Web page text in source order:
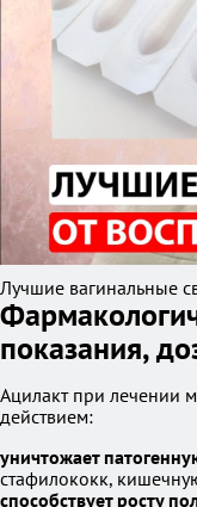
Лучшие вагинальные
показания,
Ацилакт при лечении
действием:
уничтожает
стафилококк,
способствует росту